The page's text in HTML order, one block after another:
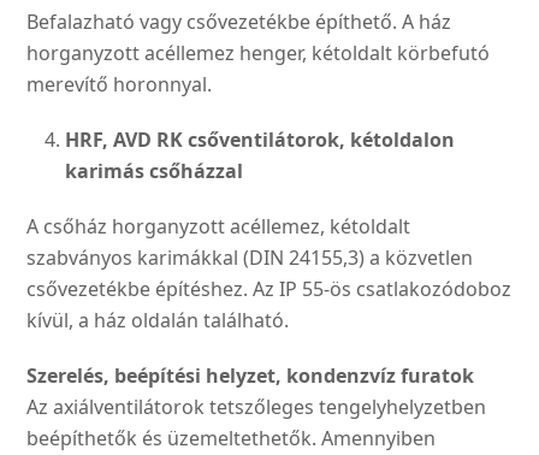
Befalazható vagy csővezeték­be építhető. A ház
horgany­zott acéllemez henger, kétol­dalt körbefutó
merevítő horonnyal.
HRF, AVD RK csőventilátorok, kétoldalon
karimás csőházzal
A csőház horganyzott acélle­mez, kétoldalt
szabványos ka­rimákkal (DIN 24155,3) a köz­vetlen
csővezetékbe építés­hez. Az IP 55-ös csatlakozó­doboz
kívül, a ház oldalán található.
Szerelés, beépítési helyzet, kondenzvíz furatok
Az axiálventilátorok tetszőle­ges tengelyhelyzetben
beépít­hetők és üzemeltethetők. Amennyiben